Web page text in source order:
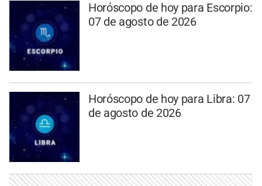
Horóscopo de hoy para Escorpio:
07 de agosto de 2026
Horóscopo de hoy para Libra: 07
de agosto de 2026